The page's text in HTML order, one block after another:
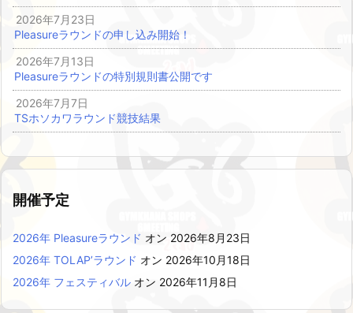
2026年7月23日
Pleasureラウンドの申し込み開始！
2026年7月13日
Pleasureラウンドの特別規則書公開です
2026年7月7日
TSホソカワラウンド競技結果
開催予定
2026年 Pleasureラウンド オン 2026年8月23日
2026年 TOLAP’ラウンド オン 2026年10月18日
2026年 フェスティバル オン 2026年11月8日